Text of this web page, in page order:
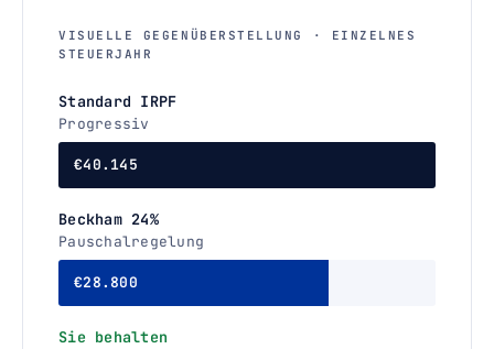
VISUELLE GEGENÜBERSTELLUNG · EINZELNES
STEUERJAHR
Standard IRPF
Progressiv
€40.145
Beckham 24%
Pauschalregelung
€28.800
Sie behalten